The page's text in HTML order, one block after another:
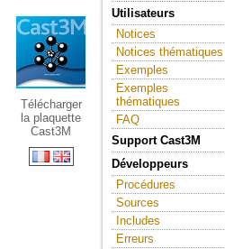
Télécharger
la plaquette
Cast3M
Utilisateurs
Notices
Notices thématiques
Exemples
Exemples
thématiques
FAQ
Support Cast3M
Développeurs
Procédures
Sources
Includes
Erreurs